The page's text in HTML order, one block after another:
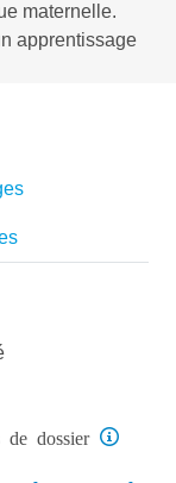
maternelle.
apprentissage
de dossier